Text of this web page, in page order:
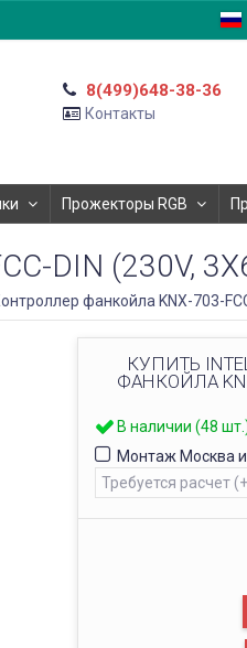
8(499)648-38-36
Контакты
Прожекторы RGB
DIN (230V,
фанкойла KNX-703-
КУПИТЬ
ФАНКОЙЛА
В наличии (48
Монтаж Москва и